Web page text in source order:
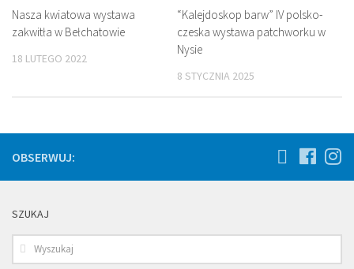
Nasza kwiatowa wystawa
zakwitła w Bełchatowie
18 LUTEGO 2022
“Kalejdoskop barw” IV polsko-
czeska wystawa patchworku w
Nysie
8 STYCZNIA 2025
OBSERWUJ:
SZUKAJ